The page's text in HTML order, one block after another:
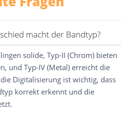
macht der Bandtyp?
solide, Typ-II (Chrom) bieten
und Typ-IV (Metal) erreicht die
Digitalisierung ist wichtig, dass
korrekt erkennt und die